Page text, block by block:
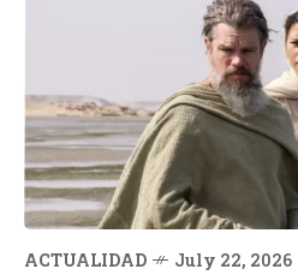
ACTUALIDAD July 22, 2026